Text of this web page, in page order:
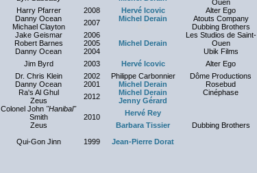
Ouen
Harry Pfarrer 2008 Hervé Icovic
Alter Ego
Danny Ocean 2007 Michel Derain
Atouts Company
Michael Clayton
Dubbing Brothers
Jake Geismar
2006
Michel Derain
Les Studios de Saint-
Ouen
Robert Barnes
2005
Danny Ocean 2004
Ubik Films
Jim Byrd 2003 Hervé Icovic
Alter Ego
Dr. Chris Klein 2002 Philippe Carbonnier
Dôme Productions
Danny Ocean 2001 Michel Derain Rosebud
Ra's Al Ghul 2012 Michel Derain
Cinéphase
Zeus Jenny Gérard
Dubbing Brothers
Colonel John "Hanibal"
Smith
2010
Hervé Rey
Zeus
Barbara Tissier
Qui-Gon Jinn 1999 Jean-Pierre Dorat